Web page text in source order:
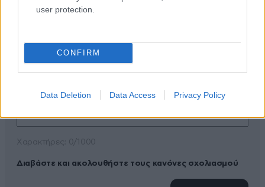
user protection.
CONFIRM
Data Deletion Data Access Privacy Policy
Διαβάστε και ακολουθήστε τους κανόνες σχολιασμού